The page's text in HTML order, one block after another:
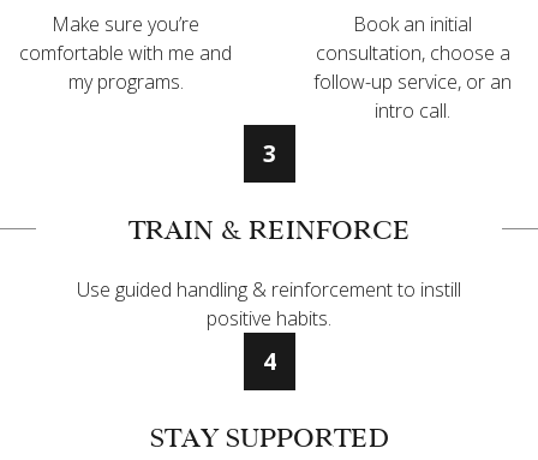
Make sure you’re
comfortable with me and
my programs.
Book an initial
consultation, choose a
follow-up service, or an
intro call.
3
TRAIN & REINFORCE
Use guided handling & reinforcement to instill
positive habits.
4
STAY SUPPORTED